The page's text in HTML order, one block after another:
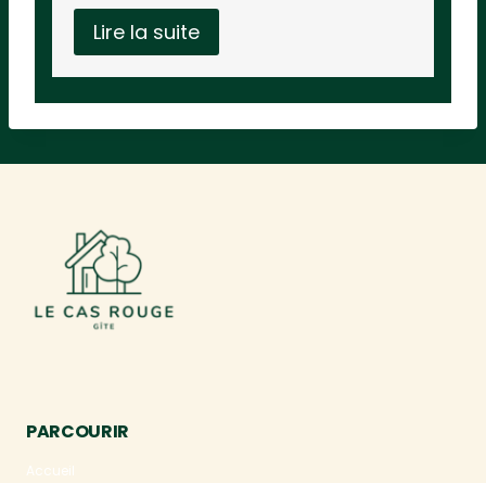
Lire la suite
PARCOURIR
Accueil